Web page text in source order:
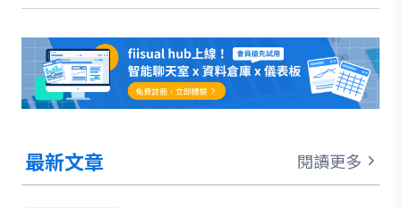
最新文章 閱讀更多